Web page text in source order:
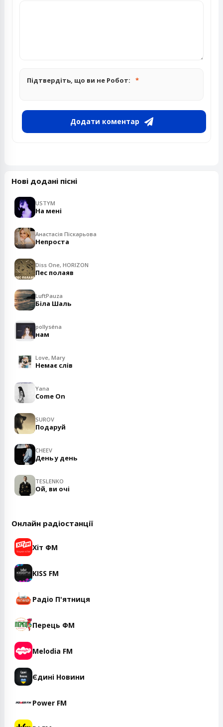
Підтвердіть, що ви не Робот:
Додати коментар
Нові додані пісні
USTYM
На мені
Анастасія Піскарьова
Непроста
Diss One, HORIZON
Пес полаяв
LuftPauza
Біла Шаль
pollyséna
нам
Love, Mary
Немає слів
Yana
Come On
SUROV
Подаруй
CHEEV
День у день
TESLENKO
Ой, ви очі
Онлайн радіостанції
Хіт ФМ
KISS FM
Радіо П'ятниця
Перець ФМ
Melodia FM
Єдині Новини
Power FM